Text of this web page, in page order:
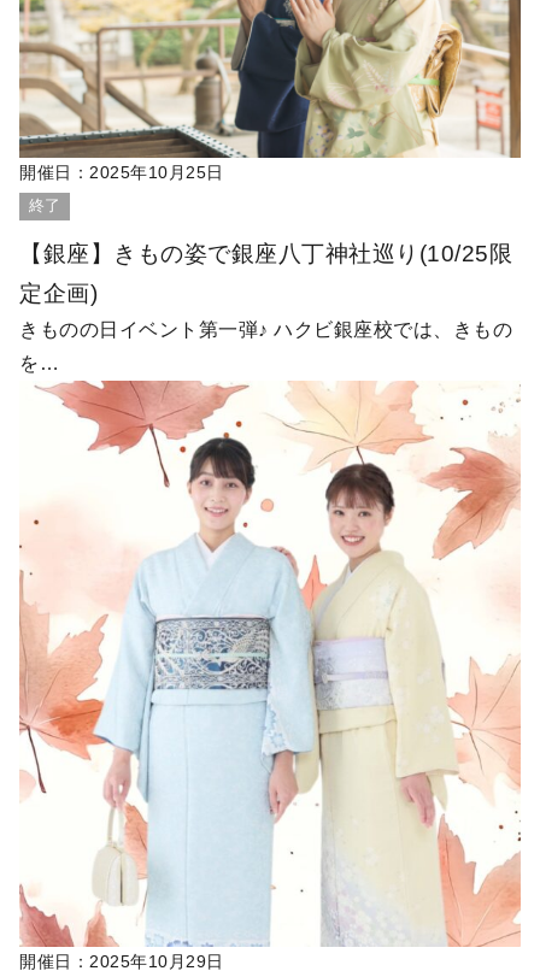
開催日： 2025年10月25日
終了
【銀座】きもの姿で銀座八丁神社巡り(10/25限
定企画)
きものの日イベント第一弾♪ ハクビ銀座校では、きもの
を…
開催日： 2025年10月29日